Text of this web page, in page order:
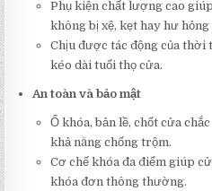
Phụ kiện chất lượng cao
không bị xệ, kẹt hay hư
Chịu được tác động của thời
kéo dài tuổi thọ cửa.
An toàn và bảo mật
Ổ khóa, bản lề, chốt cửa
khả năng chống trộm.
Cơ chế khóa đa điểm giúp
khóa đơn thông thường.